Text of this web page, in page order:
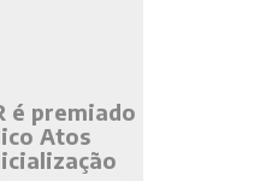
é premiado
Atos